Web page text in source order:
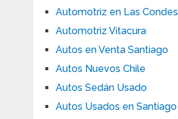
Automotriz en Las Condes
Automotriz Vitacura
Autos en Venta Santiago
Autos Nuevos Chile
Autos Sedán Usado
Autos Usados en Santiago